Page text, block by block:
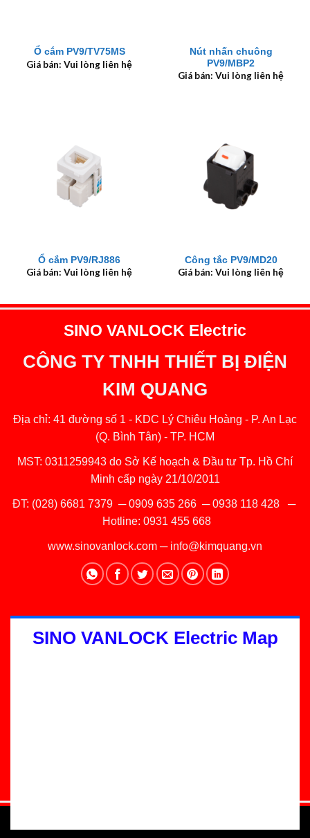
Ổ cắm PV9/TV75MS
Giá bán: Vui lòng liên hệ
Nút nhấn chuông
PV9/MBP2
Giá bán: Vui lòng liên hệ
Ổ cắm PV9/RJ886
Giá bán: Vui lòng liên hệ
Công tắc PV9/MD20
Giá bán: Vui lòng liên hệ
SINO VANLOCK Electric
CÔNG TY TNHH THIẾT BỊ ĐIỆN
KIM QUANG
Địa chỉ: 41 đường số 1 - KDC Lý Chiêu Hoàng - P. An Lạc
(Q. Bình Tân) - TP. HCM
MST: 0311259943 do Sở Kế hoạch & Đầu tư Tp. Hồ Chí
Minh cấp ngày 21/10/2011
ĐT: (028) 6681 7379 ─0909 635 266─0938 118 428─
Hotline: 0931 455 668
www.sinovanlock.com ─ info@kimquang.vn
SINO VANLOCK Electric Map